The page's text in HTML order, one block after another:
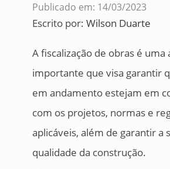
Publicado em: 14/03/2023
Escrito por: Wilson Duarte
A fiscalização de obras é uma
importante que visa garantir
em andamento estejam em
com os projetos, normas e
aplicáveis, além de garantir a
qualidade da construção.